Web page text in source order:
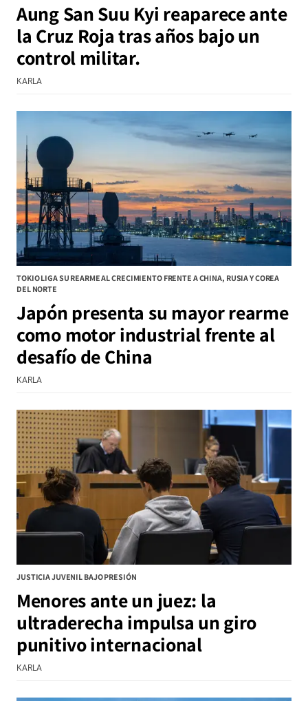
Aung San Suu Kyi reaparece ante
la Cruz Roja tras años bajo un
control militar.
KARLA
TOKIO LIGA SU REARME AL CRECIMIENTO FRENTE A CHINA, RUSIA Y COREA
DEL NORTE
Japón presenta su mayor rearme
como motor industrial frente al
desafío de China
KARLA
JUSTICIA JUVENIL BAJO PRESIÓN
Menores ante un juez: la
ultraderecha impulsa un giro
punitivo internacional
KARLA